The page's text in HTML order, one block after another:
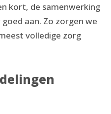
kort, de samenwerking
aan. Zo zorgen we
volledige zorg